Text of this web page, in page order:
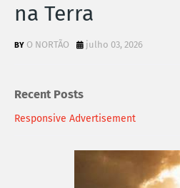
na Terra
O NORTÃO julho 03, 2026
Recent Posts
Responsive Advertisement